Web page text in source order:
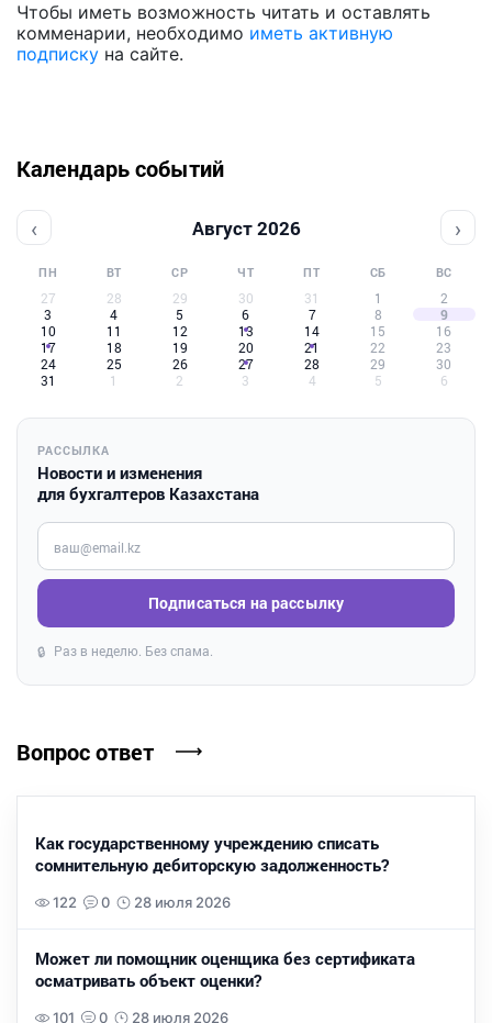
Чтобы иметь возможность читать и оставлять
комменарии, необходимо иметь активную
подписку на сайте.
Календарь событий
‹ Август 2026 ›
ПН ВТ СР ЧТ ПТ СБ ВС
27 28 29 30 31 1
2
3
4 5 6 7 8
9
10
11 12 13 14 15
16
17
18 19 20 21 22
23
24
25 26 27 28 29
30
31
1 2 3 4 5 6
РАССЫЛКА
Новости и изменения
для бухгалтеров Казахстана
Введите ваш e-mail
Подписаться на рассылку
🔒 Раз в неделю. Без спама.
Вопрос ответ
Как государственному учреждению списать
сомнительную дебиторскую задолженность?
122 0 28 июля 2026
Может ли помощник оценщика без сертификата
осматривать объект оценки?
101 0 28 июля 2026